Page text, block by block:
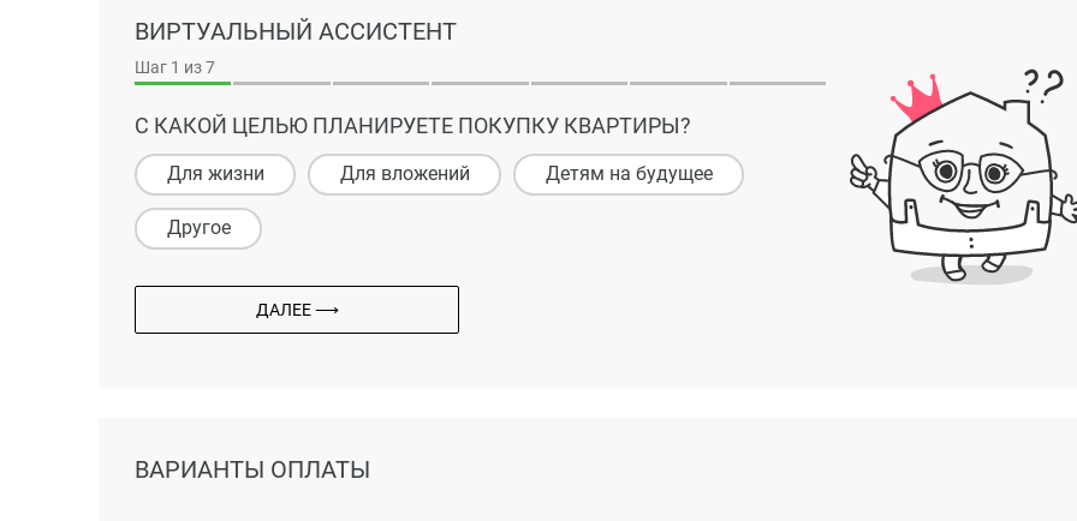
ВИРТУАЛЬНЫЙ АССИСТЕНТ
Шаг 1 из 7
С КАКОЙ ЦЕЛЬЮ ПЛАНИРУЕТЕ ПОКУПКУ КВАРТИРЫ?
Для жизни Для вложений Детям на будущее
Другое
ДАЛЕЕ ⟶
ВАРИАНТЫ ОПЛАТЫ